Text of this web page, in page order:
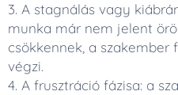
3. A stagnálás vagy
munka már nem jelent
csökkennek, a szakember
végzi.
4. A frusztráció fázisa: a